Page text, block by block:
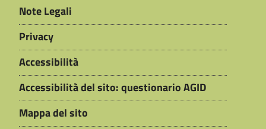
Note Legali
Privacy
Accessibilità
Accessibilità del sito: questionario AGID
Mappa del sito